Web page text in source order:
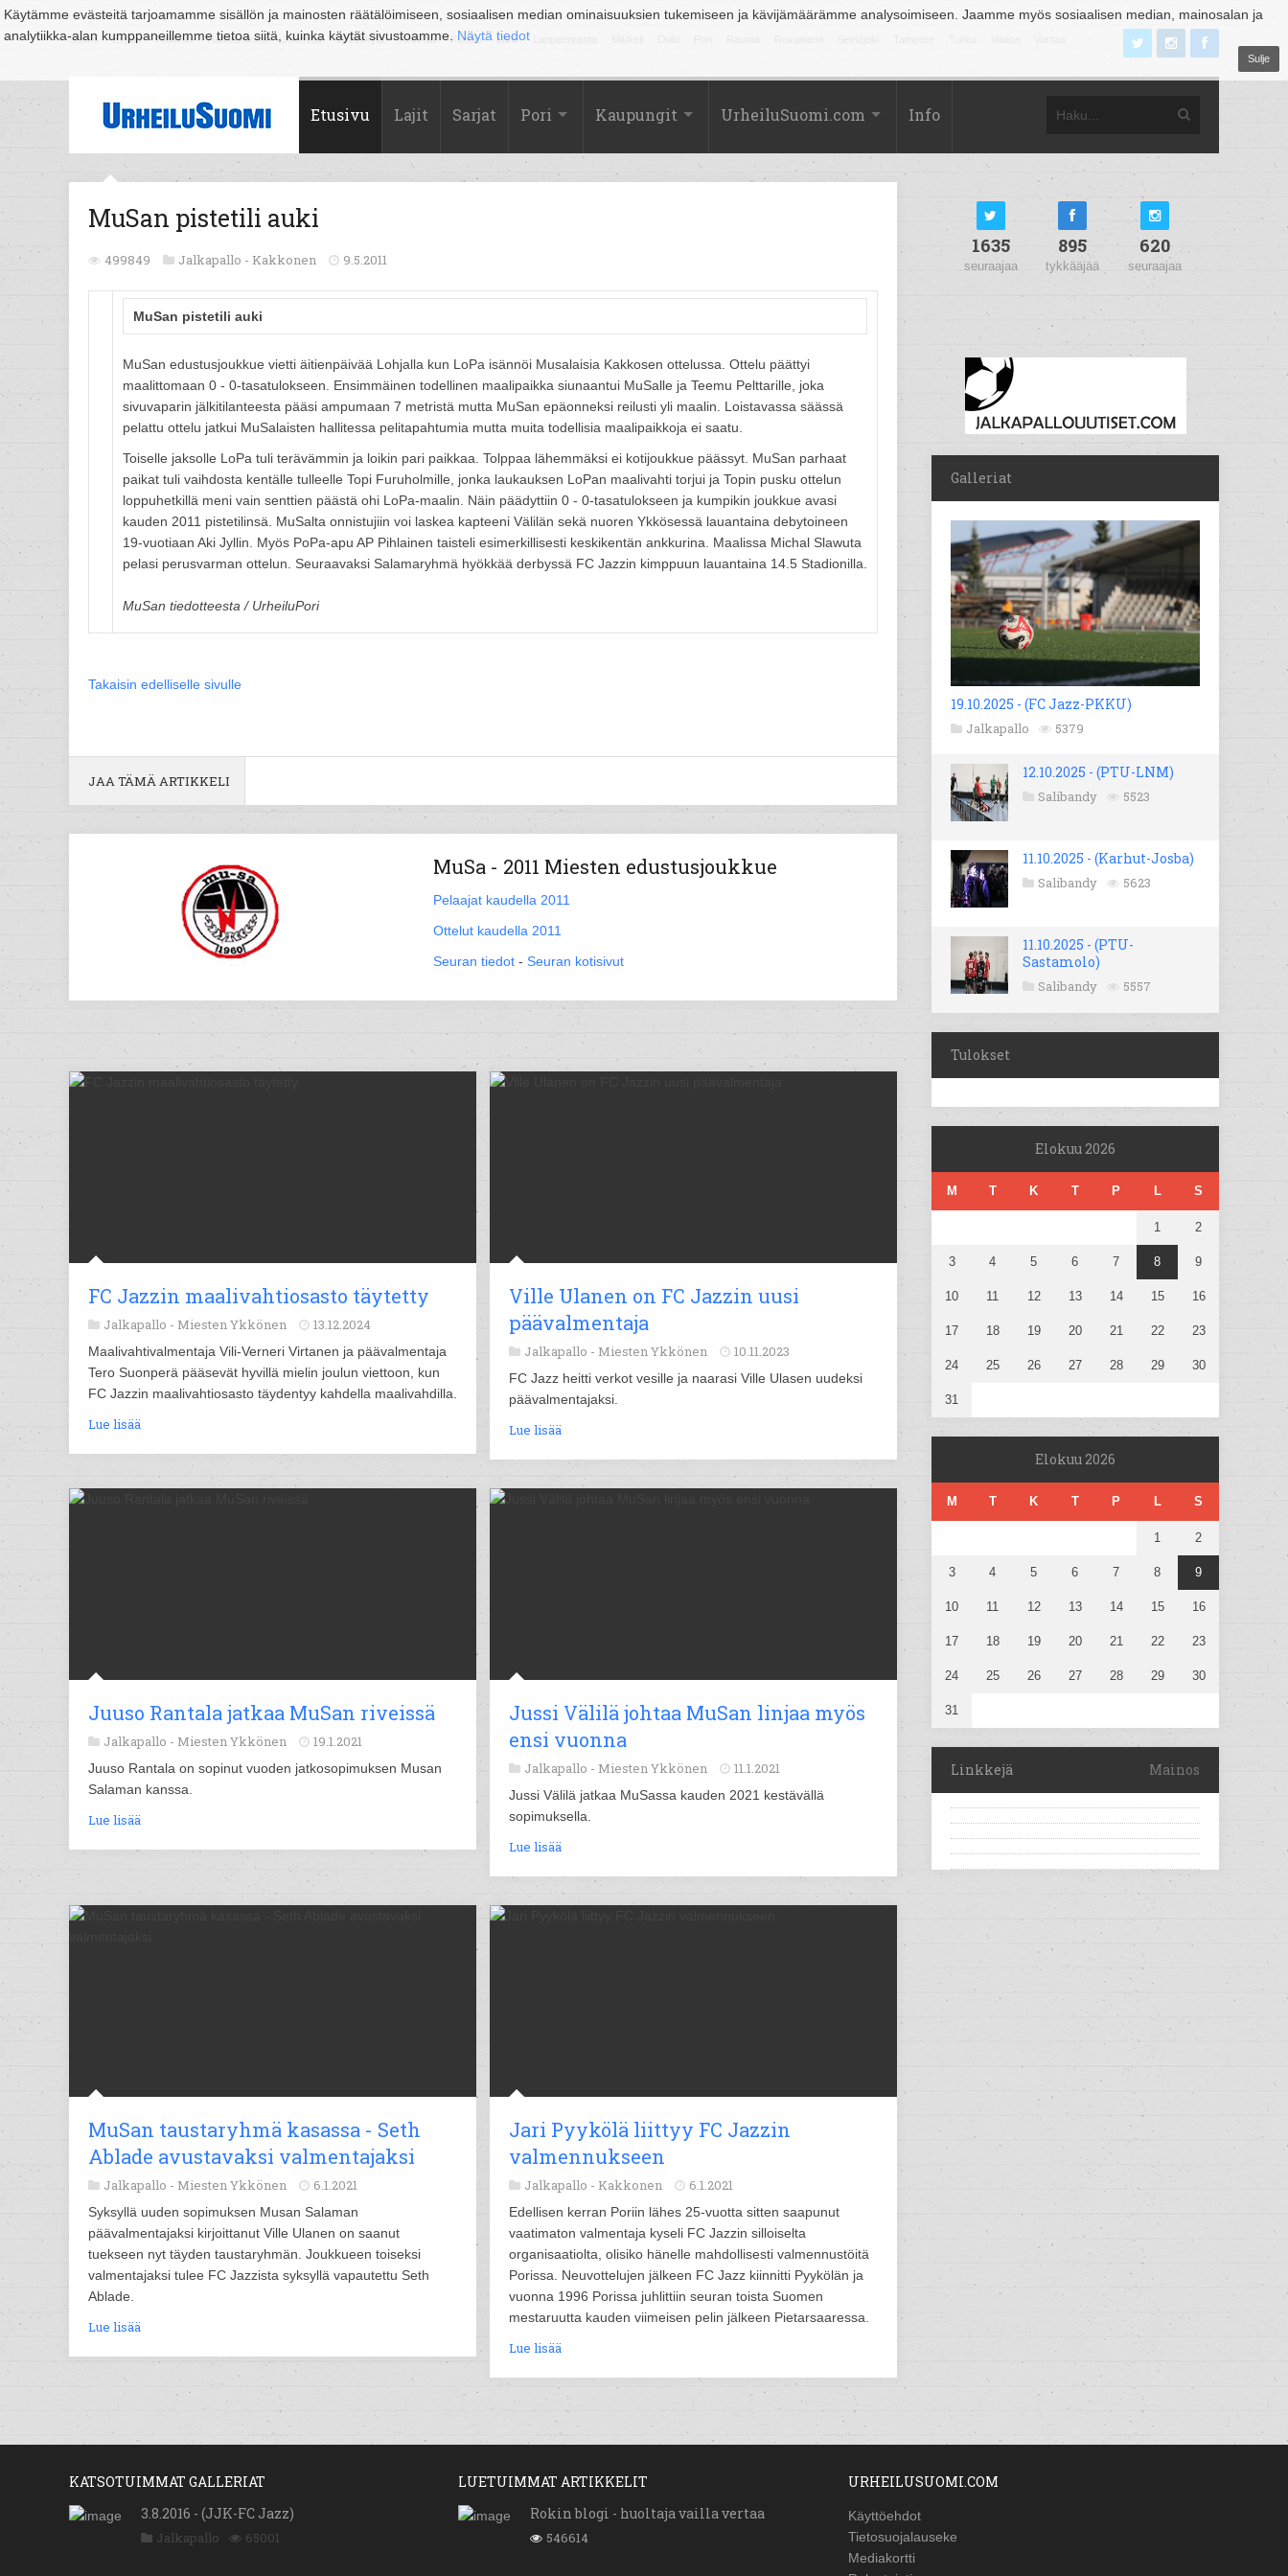
Käytämme evästeitä tarjoamamme sisällön ja mainosten räätälöimiseen, sosiaalisen median ominaisuuksien tukemiseen ja kävijämäärämme analysoimiseen. Jaamme myös sosiaalisen median, mainosalan ja
analytiikka-alan kumppaneillemme tietoa siitä, kuinka käytät sivustoamme. Näytä tiedot
Sulje
Suomi Espoo Helsinki Hämeenlinna Joensuu Jyväskylä Kouvola Kuopio Lahti
Etusivu Lajit Sarjat Pori Kaupungit UrheiluSuomi.com Info
MuSan pistetili auki
499849 Jalkapallo - Kakkonen 9.5.2011
MuSan pistetili auki
MuSan edustusjoukkue vietti äitienpäivää Lohjalla kun LoPa isännöi Musalaisia Kakkosen ottelussa. Ottelu päättyi
maalittomaan 0 - 0-tasatulokseen. Ensimmäinen todellinen maalipaikka siunaantui MuSalle ja Teemu Pelttarille, joka
sivuvaparin jälkitilanteesta pääsi ampumaan 7 metristä mutta MuSan epäonneksi reilusti yli maalin. Loistavassa säässä
pelattu ottelu jatkui MuSalaisten hallitessa pelitapahtumia mutta muita todellisia maalipaikkoja ei saatu.
Toiselle jaksolle LoPa tuli terävämmin ja loikin pari paikkaa. Tolppaa lähemmäksi ei kotijoukkue päässyt. MuSan parhaat
paikat tuli vaihdosta kentälle tulleelle Topi Furuholmille, jonka laukauksen LoPan maalivahti torjui ja Topin pusku ottelun
loppuhetkillä meni vain senttien päästä ohi LoPa-maalin. Näin päädyttiin 0 - 0-tasatulokseen ja kumpikin joukkue avasi
kauden 2011 pistetilinsä. MuSalta onnistujiin voi laskea kapteeni Välilän sekä nuoren Ykkösessä lauantaina debytoineen
19-vuotiaan Aki Jyllin. Myös PoPa-apu AP Pihlainen taisteli esimerkillisesti keskikentän ankkurina. Maalissa Michal Slawuta
pelasi perusvarman ottelun. Seuraavaksi Salamaryhmä hyökkää derbyssä FC Jazzin kimppuun lauantaina 14.5 Stadionilla.
MuSan tiedotteesta / UrheiluPori
Takaisin edelliselle sivulle
JAA TÄMÄ ARTIKKELI
MuSa - 2011 Miesten edustusjoukkue
Pelaajat kaudella 2011
Ottelut kaudella 2011
Seuran tiedot - Seuran kotisivut
FC Jazzin maalivahtiosasto täytetty
Jalkapallo - Miesten Ykkönen 13.12.2024
Maalivahtivalmentaja Vili-Verneri Virtanen ja päävalmentaja
Tero Suonperä pääsevät hyvillä mielin joulun viettoon, kun
FC Jazzin maalivahtiosasto täydentyy kahdella maalivahdilla.
Lue lisää
Ville Ulanen on FC Jazzin uusi
päävalmentaja
Jalkapallo - Miesten Ykkönen 10.11.2023
FC Jazz heitti verkot vesille ja naarasi Ville Ulasen uudeksi
päävalmentajaksi.
Lue lisää
Juuso Rantala jatkaa MuSan riveissä
Jalkapallo - Miesten Ykkönen 19.1.2021
Juuso Rantala on sopinut vuoden jatkosopimuksen Musan
Salaman kanssa.
Lue lisää
Jussi Välilä johtaa MuSan linjaa myös
ensi vuonna
Jalkapallo - Miesten Ykkönen 11.1.2021
Jussi Välilä jatkaa MuSassa kauden 2021 kestävällä
sopimuksella.
Lue lisää
MuSan taustaryhmä kasassa - Seth
Ablade avustavaksi valmentajaksi
Jalkapallo - Miesten Ykkönen 6.1.2021
Syksyllä uuden sopimuksen Musan Salaman
päävalmentajaksi kirjoittanut Ville Ulanen on saanut
tuekseen nyt täyden taustaryhmän. Joukkueen toiseksi
valmentajaksi tulee FC Jazzista syksyllä vapautettu Seth
Ablade.
Lue lisää
Jari Pyykölä liittyy FC Jazzin
valmennukseen
Jalkapallo - Kakkonen 6.1.2021
Edellisen kerran Poriin lähes 25-vuotta sitten saapunut
vaatimaton valmentaja kyseli FC Jazzin silloiselta
organisaatiolta, olisiko hänelle mahdollisesti valmennustöitä
Porissa. Neuvottelujen jälkeen FC Jazz kiinnitti Pyykölän ja
vuonna 1996 Porissa juhlittiin seuran toista Suomen
mestaruutta kauden viimeisen pelin jälkeen Pietarsaaressa.
Lue lisää
1635
seuraajaa
895
tykkääjää
620
seuraajaa
Galleriat
19.10.2025 - (FC Jazz-PKKU)
Jalkapallo 5379
12.10.2025 - (PTU-LNM)
Salibandy 5523
11.10.2025 - (Karhut-Josba)
Salibandy 5623
11.10.2025 - (PTU-
Sastamolo)
Salibandy 5557
Tulokset
Elokuu 2026
M T K T P L S
1 2
3 4 5 6 7 8 9
10 11 12 13 14 15 16
17 18 19 20 21 22 23
24 25 26 27 28 29 30
31
Elokuu 2026
M T K T P L S
1 2
3 4 5 6 7 8 9
10 11 12 13 14 15 16
17 18 19 20 21 22 23
24 25 26 27 28 29 30
31
Linkkejä Mainos
KATSOTUIMMAT GALLERIAT
3.8.2016 - (JJK-FC Jazz)
Jalkapallo 65001
LUETUIMMAT ARTIKKELIT
Rokin blogi - huoltaja vailla vertaa
546614
URHEILUSUOMI.COM
Käyttöehdot
Tietosuojalauseke
Mediakortti